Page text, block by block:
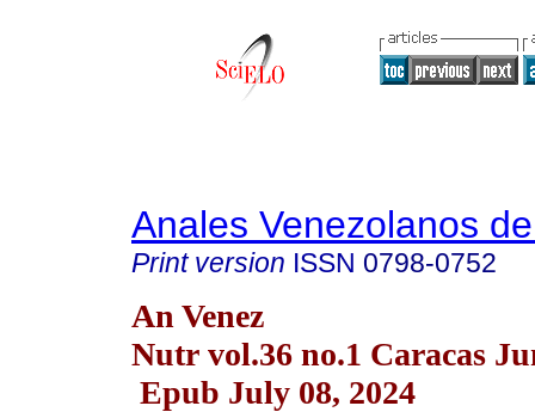
Anales Venezolanos
Print version ISSN 0798-0752
An Venez
Nutr vol.36 no.1 Caracas
Epub July 08, 2024